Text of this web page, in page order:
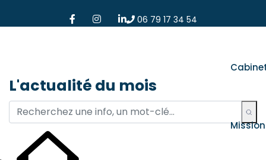
06 79 17 34 54
L'actualité du mois